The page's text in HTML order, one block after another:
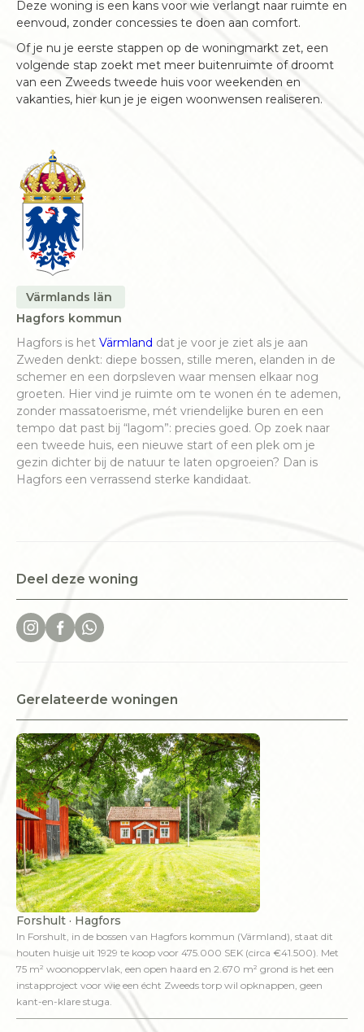
Deze woning is een kans voor wie verlangt naar ruimte en
eenvoud, zonder concessies te doen aan comfort.
Of je nu je eerste stappen op de woningmarkt zet, een
volgende stap zoekt met meer buitenruimte of droomt
van een Zweeds tweede huis voor weekenden en
vakanties, hier kun je je eigen woonwensen realiseren.
Värmlands län
Hagfors kommun
Hagfors is het Värmland dat je voor je ziet als je aan
Zweden denkt: diepe bossen, stille meren, elanden in de
schemer en een dorpsleven waar mensen elkaar nog
groeten. Hier vind je ruimte om te wonen én te ademen,
zonder massatoerisme, mét vriendelijke buren en een
tempo dat past bij “lagom”: precies goed. Op zoek naar
een tweede huis, een nieuwe start of een plek om je
gezin dichter bij de natuur te laten opgroeien? Dan is
Hagfors een verrassend sterke kandidaat.
Deel deze woning
Gerelateerde woningen
Forshult · Hagfors
In Forshult, in de bossen van Hagfors kommun (Värmland), staat dit
houten huisje uit 1929 te koop voor 475.000 SEK (circa €41.500). Met
75 m² woonoppervlak, een open haard en 2.670 m² grond is het een
instapproject voor wie een écht Zweeds torp wil opknappen, geen
kant-en-klare stuga.